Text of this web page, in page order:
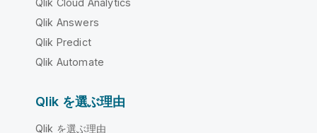
Qlik Answers
Qlik Predict
Qlik Automate
Qlik を選ぶ理由
Qlik を選ぶ理由